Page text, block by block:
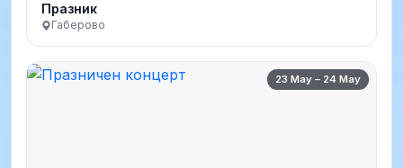
Празник
Габерово
23 May – 24 May